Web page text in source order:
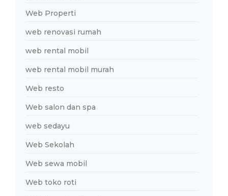
Web Properti
web renovasi rumah
web rental mobil
web rental mobil murah
Web resto
Web salon dan spa
web sedayu
Web Sekolah
Web sewa mobil
Web toko roti